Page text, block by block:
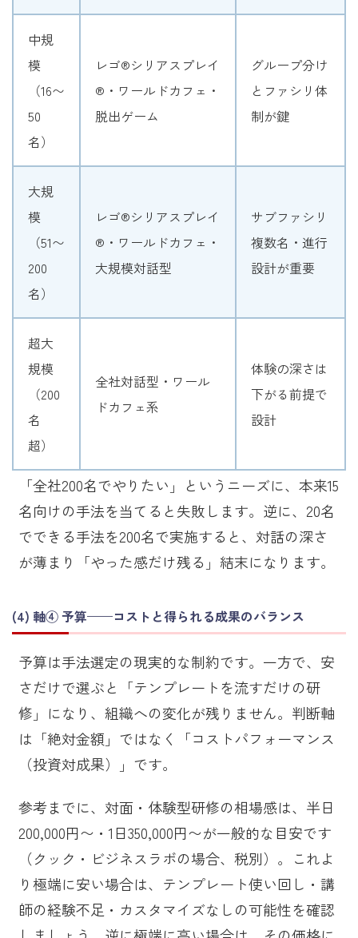
中規
模
（16〜
50
名）
レゴ®シリアスプレイ
®・ワールドカフェ・
脱出ゲーム
グループ分け
とファシリ体
制が鍵
大規
模
（51〜
200
名）
レゴ®シリアスプレイ
®・ワールドカフェ・
大規模対話型
サブファシリ
複数名・進行
設計が重要
超大
規模
（200
名
超）
全社対話型・ワール
ドカフェ系
体験の深さは
下がる前提で
設計
「全社200名でやりたい」というニーズに、本来15
名向けの手法を当てると失敗します。逆に、20名
でできる手法を200名で実施すると、対話の深さ
が薄まり「やった感だけ残る」結末になります。
軸④ 予算——コストと得られる成果のバランス
予算は手法選定の現実的な制約です。一方で、安
さだけで選ぶと「テンプレートを流すだけの研
修」になり、組織への変化が残りません。判断軸
は「絶対金額」ではなく「コストパフォーマンス
（投資対成果）」です。
参考までに、対面・体験型研修の相場感は、半日
200,000円〜・1日350,000円〜が一般的な目安です
（クック・ビジネスラボの場合、税別）。これよ
り極端に安い場合は、テンプレート使い回し・講
師の経験不足・カスタマイズなしの可能性を確認